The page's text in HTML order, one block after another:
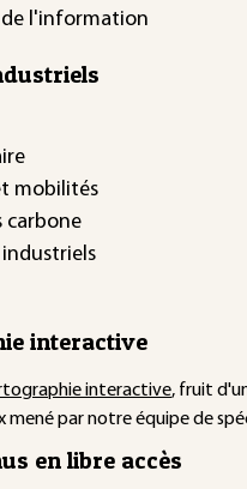
de l'information
mobilités
carbone
interactive
interactive, fruit
par notre équipe de
en libre accès